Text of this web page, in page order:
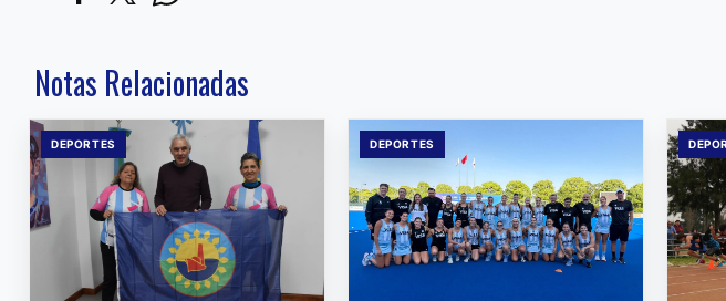
Notas Relacionadas
DEPORTES DEPORTES